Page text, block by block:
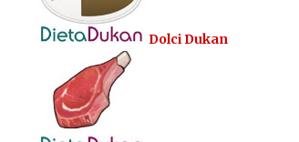
Dolci Dukan